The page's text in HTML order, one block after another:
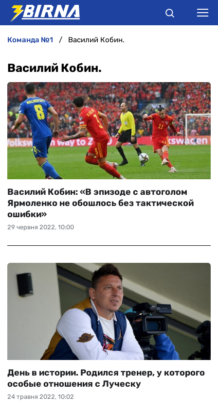
ІНТЕРВ'Ю
РІЗНЕ
БУКМЕКЕРИ
команда №1 Василий Кобин.
Василий Кобин.
29 червня 2022, 10:00
Василий Кобин: «В эпизоде с автоголом
Ярмоленко не обошлось без тактической
ошибки»
24 травня 2022, 10:02
День в истории. Родился тренер, у которого
особые отношения с Луческу